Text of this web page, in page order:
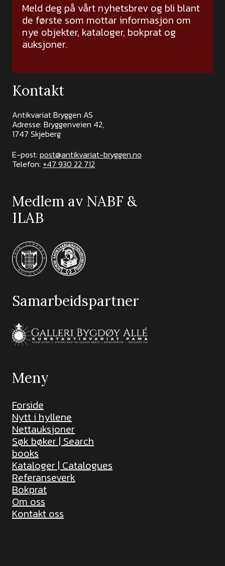
Meld deg på vårt nyhetsbrev og bli blant
de første som mottar informasjon om
nye objekter, kataloger, bokprat og
auksjoner.
Kontakt
Antikvariat Bryggen AS
Adresse: Bryggenveien 42,
1747 Skjeberg
E-post: post@antikvariat-bryggen.no
Telefon: +47 930 22 712
Medlem av NABF &
ILAB
Samarbeidspartner
Meny
Forside
Nytt i hyllene
Nettauksjoner
Søk bøker | Search
books
Kataloger | Catalogues
Referanseverk
Bokprat
Om oss
Kontakt oss